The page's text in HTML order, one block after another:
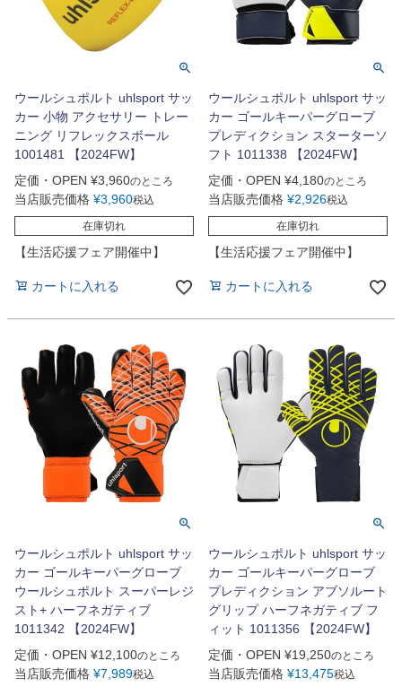
ウールシュポルト uhlsport サッ
カー 小物 アクセサリー トレー
ニング リフレックスボール
1001481 【2024FW】
定価・OPEN ¥3,960のところ
当店販売価格 ¥3,960税込
在庫切れ
【生活応援フェア開催中】
カートに入れる
ウールシュポルト uhlsport サッ
カー ゴールキーパーグローブ
プレディクション スターターソ
フト 1011338 【2024FW】
定価・OPEN ¥4,180のところ
当店販売価格 ¥2,926税込
在庫切れ
【生活応援フェア開催中】
カートに入れる
ウールシュポルト uhlsport サッ
カー ゴールキーパーグローブ
ウールシュポルト スーパーレジ
スト+ ハーフネガティブ
1011342 【2024FW】
定価・OPEN ¥12,100のところ
当店販売価格 ¥7,989税込
ウールシュポルト uhlsport サッ
カー ゴールキーパーグローブ
プレディクション アブソルート
グリップ ハーフネガティブ フ
ィット 1011356 【2024FW】
定価・OPEN ¥19,250のところ
当店販売価格 ¥13,475税込